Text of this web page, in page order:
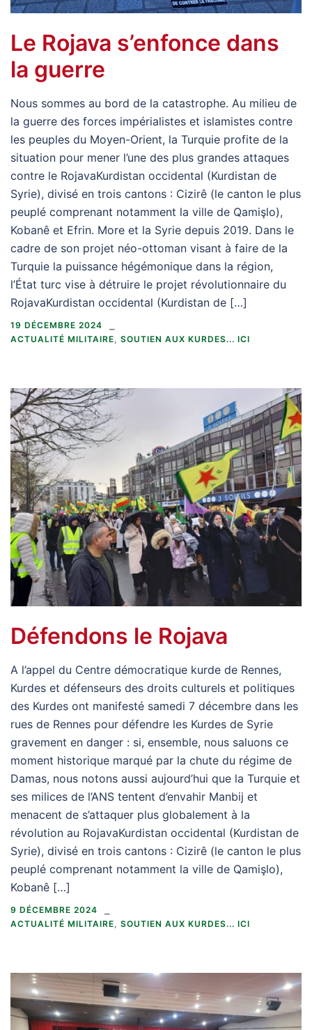
Le Rojava s’enfonce dans
la guerre
Nous sommes au bord de la catastrophe. Au milieu de
la guerre des forces impérialistes et islamistes contre
les peuples du Moyen-Orient, la Turquie profite de la
situation pour mener l’une des plus grandes attaques
contre le RojavaKurdistan occidental (Kurdistan de
Syrie), divisé en trois cantons : Cizirê (le canton le plus
peuplé comprenant notamment la ville de Qamişlo),
Kobanê et Efrin. More et la Syrie depuis 2019. Dans le
cadre de son projet néo-ottoman visant à faire de la
Turquie la puissance hégémonique dans la région,
l’État turc vise à détruire le projet révolutionnaire du
RojavaKurdistan occidental (Kurdistan de […]
19 DÉCEMBRE 2024
ACTUALITÉ MILITAIRE
SOUTIEN AUX KURDES... ICI
Défendons le Rojava
A l’appel du Centre démocratique kurde de Rennes,
Kurdes et défenseurs des droits culturels et politiques
des Kurdes ont manifesté samedi 7 décembre dans les
rues de Rennes pour défendre les Kurdes de Syrie
gravement en danger : si, ensemble, nous saluons ce
moment historique marqué par la chute du régime de
Damas, nous notons aussi aujourd’hui que la Turquie et
ses milices de l’ANS tentent d’envahir Manbij et
menacent de s’attaquer plus globalement à la
révolution au RojavaKurdistan occidental (Kurdistan de
Syrie), divisé en trois cantons : Cizirê (le canton le plus
peuplé comprenant notamment la ville de Qamişlo),
Kobanê […]
9 DÉCEMBRE 2024
ACTUALITÉ MILITAIRE, SOUTIEN AUX KURDES... ICI